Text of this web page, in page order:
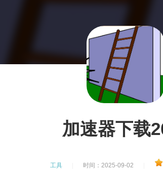
加速器下载
工具 时间：2025-09-02